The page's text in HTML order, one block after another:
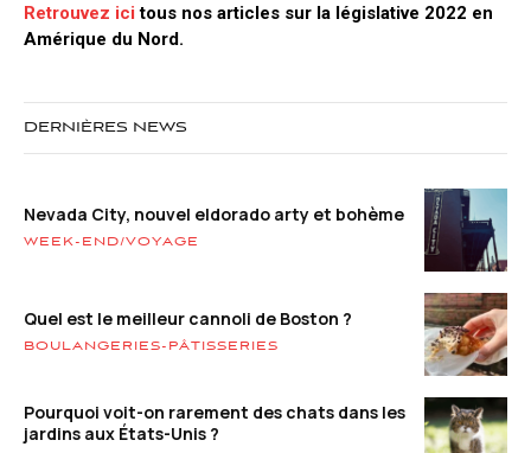
Retrouvez ici tous nos articles sur la législative 2022 en
Amérique du Nord.
DERNIÈRES NEWS
Nevada City, nouvel eldorado arty et bohème
WEEK-END/VOYAGE
Quel est le meilleur cannoli de Boston ?
BOULANGERIES-PÂTISSERIES
Pourquoi voit-on rarement des chats dans les
jardins aux États-Unis ?